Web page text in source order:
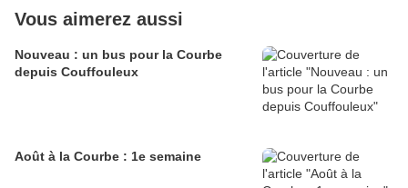
Vous aimerez aussi
Nouveau : un bus pour la Courbe
depuis Couffouleux
Août à la Courbe : 1e semaine